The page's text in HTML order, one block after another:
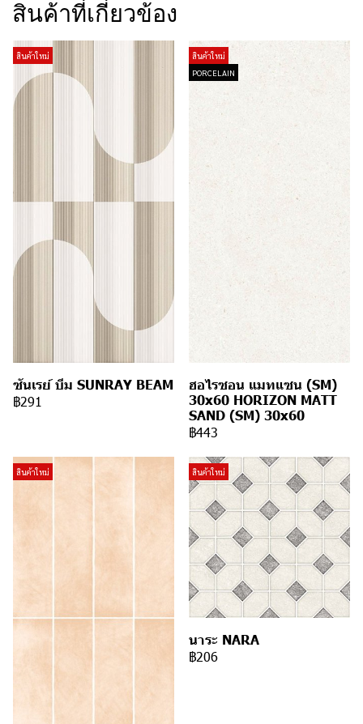
สินค้าที่เกี่ยวข้อง
สินค้าใหม่
ซันเรย์ บีม SUNRAY BEAM
฿291
สินค้าใหม่
PORCELAIN
ฮอไรซอน แมทแซน (SM)
30x60 HORIZON MATT
SAND (SM) 30x60
฿443
สินค้าใหม่ สินค้าใหม่
นาระ NARA
฿206